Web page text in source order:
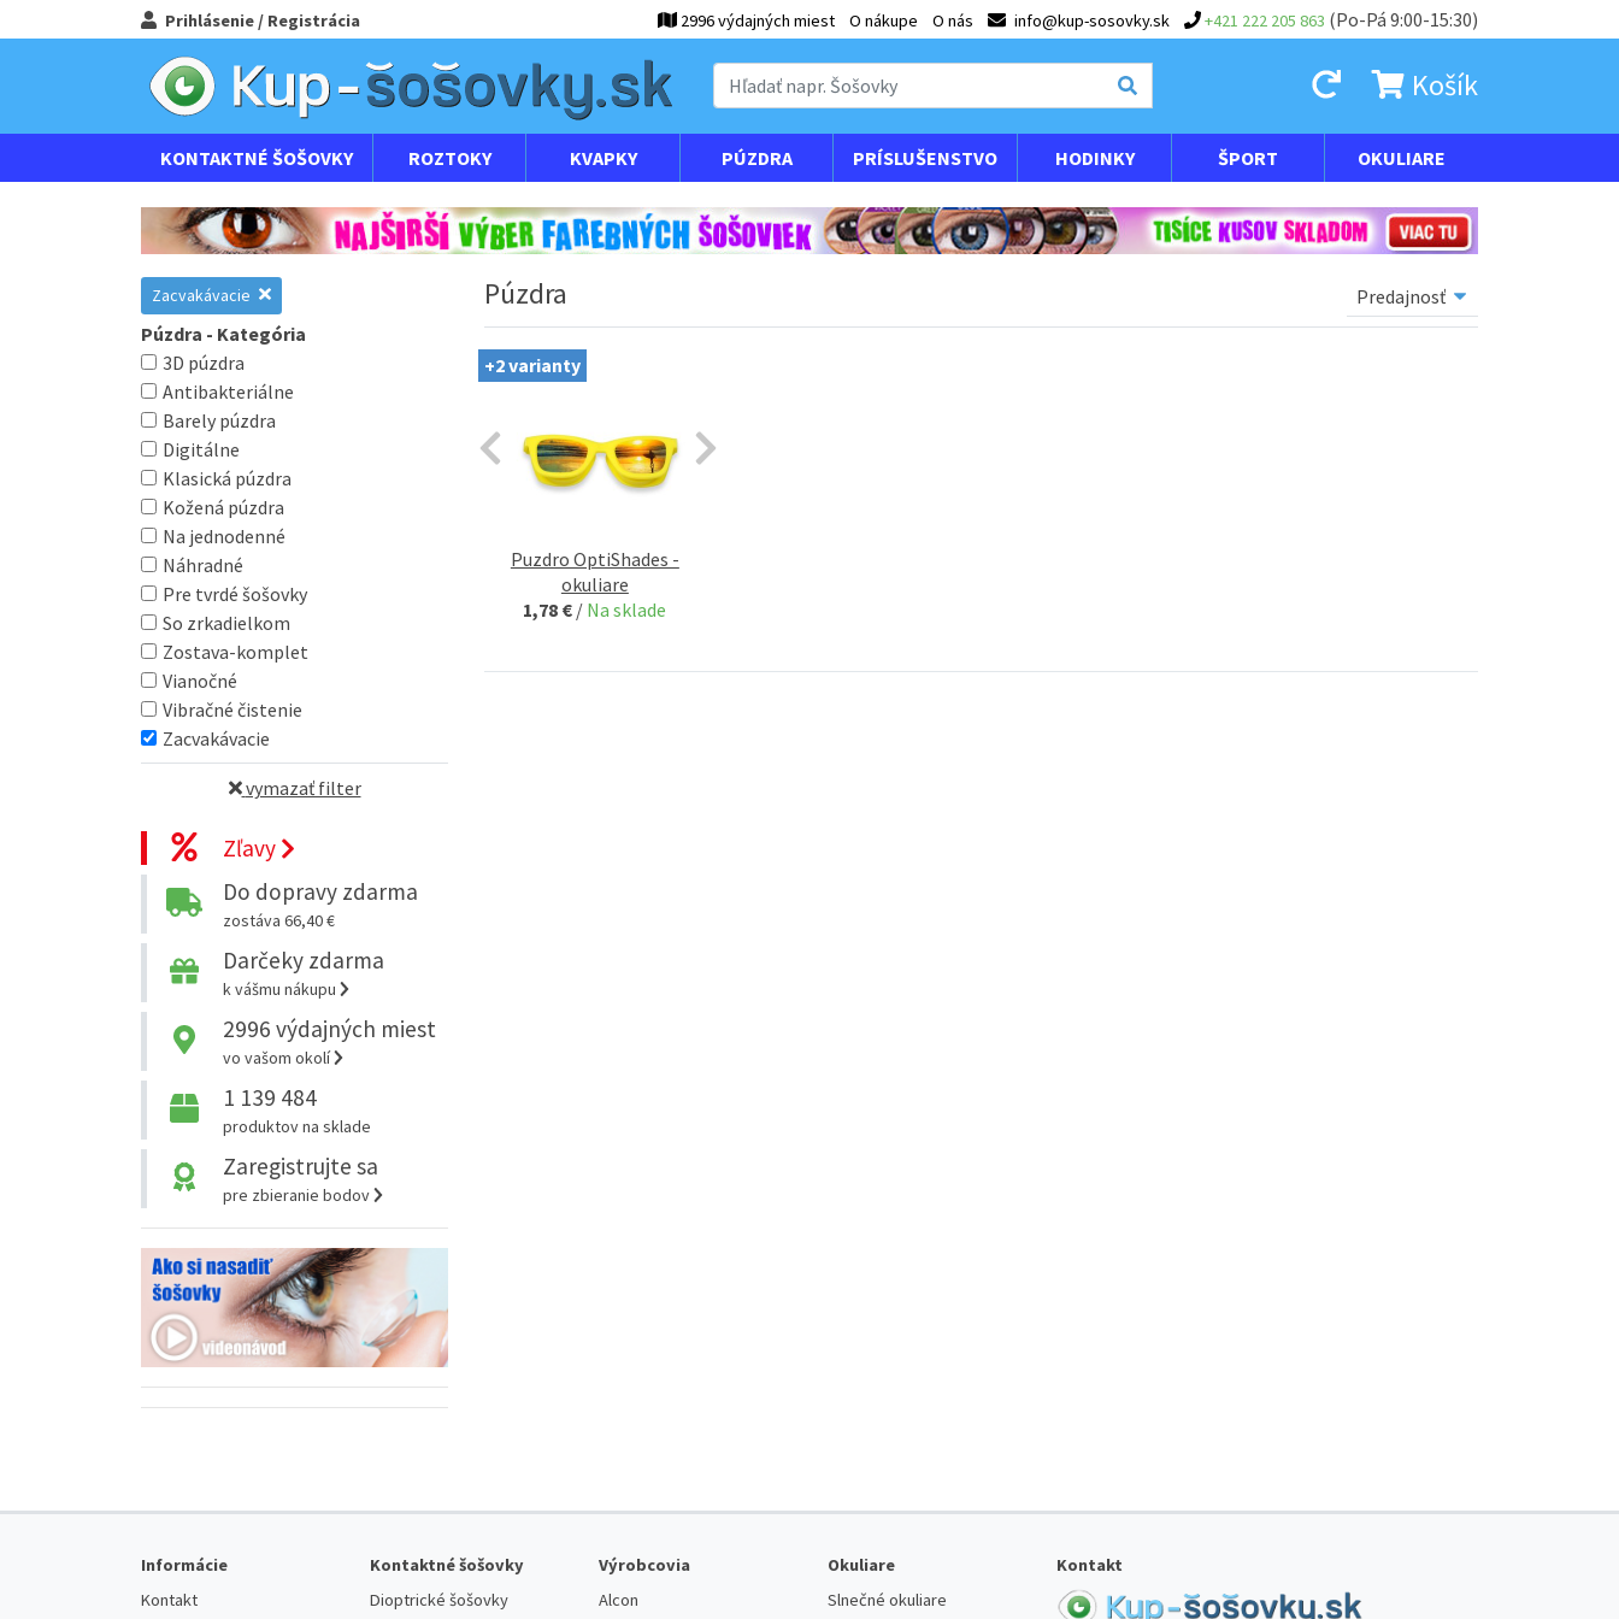
Prihlásenie / Registrácia 2996 výdajných miest O nákupe O nás info@kup-sosovky.sk +421 222 205 863 (Po-Pá 9:00-15:30)
Košík
KONTAKTNÉ ŠOŠOVKY ROZTOKY KVAPKY PÚZDRA PRÍSLUŠENSTVO HODINKY ŠPORT OKULIARE
Zacvakávacie
Púzdra - Kategória
3D púzdra
Antibakteriálne
Barely púzdra
Digitálne
Klasická púzdra
Kožená púzdra
Na jednodenné
Náhradné
Pre tvrdé šošovky
So zrkadielkom
Zostava-komplet
Vianočné
Vibračné čistenie
Zacvakávacie
vymazať filter
Zľavy
Do dopravy zdarma
zostáva 66,40 €
Darčeky zdarma
k vášmu nákupu
2996 výdajných miest
vo vašom okolí
1 139 484
produktov na sklade
Zaregistrujte sa
pre zbieranie bodov
Púzdra
+2 varianty
Puzdro OptiShades -
okuliare
1,78 € / Na sklade
Informácie
Kontakt
Kontaktné šošovky
Dioptrické šošovky
Výrobcovia
Alcon
Okuliare
Slnečné okuliare
Kontakt